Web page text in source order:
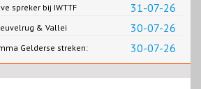
31-07-26
spreker bij IWTTF
30-07-26
& Vallei
2026
30-07-26
Gelderse streken: